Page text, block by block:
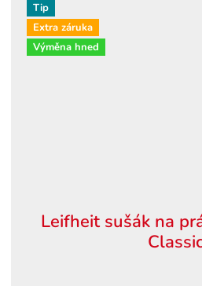
Tip
Extra záruka
Výměna hned
Leifheit sušák na